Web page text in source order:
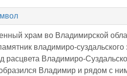
храм во Владимирской
владимиро-суздальского
расцвета Владимиро-
Владимир и рядом с